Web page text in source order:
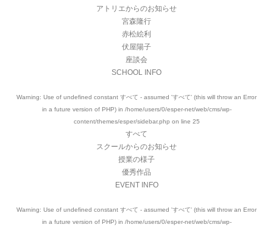
アトリエからのお知らせ
宮森隆行
赤松絵利
伏屋陽子
座談会
SCHOOL INFO
Warning: Use of undefined constant すべて - assumed 'すべて' (this will throw an Error
in a future version of PHP) in /home/users/0/esper-net/web/cms/wp-
content/themes/esper/sidebar.php on line 25
すべて
スクールからのお知らせ
授業の様子
優秀作品
EVENT INFO
Warning: Use of undefined constant すべて - assumed 'すべて' (this will throw an Error
in a future version of PHP) in /home/users/0/esper-net/web/cms/wp-